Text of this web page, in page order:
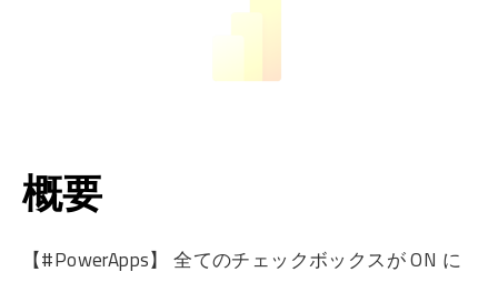
概要
【#PowerApps】 全てのチェックボックスが ON に